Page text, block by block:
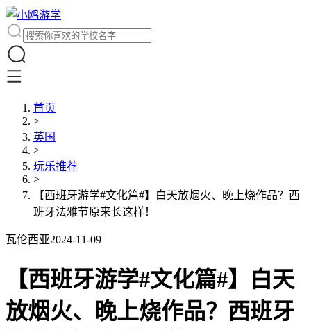
首页
>
英国
>
玩乐推荐
>
【西班牙游学#文化篇#】白天放烟火、晚上烧作品？西
班牙法雅节原来长这样！
瓦伦西亚2024-11-09
【西班牙游学#文化篇#】白天
放烟火、晚上烧作品？西班牙